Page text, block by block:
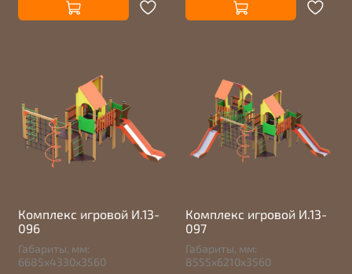
Комплекс игровой И.13-
096
Габариты, мм:
6685х4330х3560
Комплекс игровой И.13-
097
Габариты, мм:
8555х6210х3560